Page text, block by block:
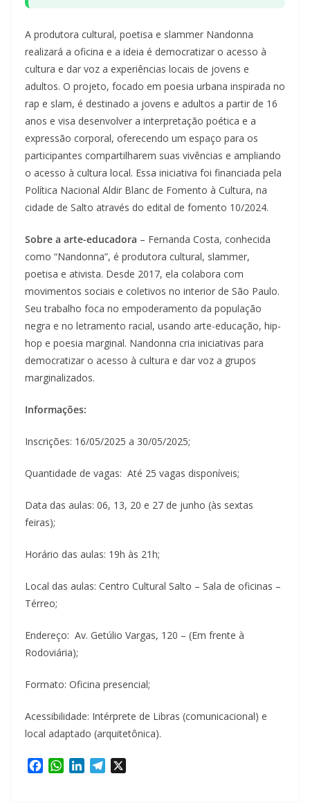
A produtora cultural, poetisa e slammer Nandonna
realizará a oficina e a ideia é democratizar o acesso à
cultura e dar voz a experiências locais de jovens e
adultos. O projeto, focado em poesia urbana inspirada no
rap e slam, é destinado a jovens e adultos a partir de 16
anos e visa desenvolver a interpretação poética e a
expressão corporal, oferecendo um espaço para os
participantes compartilharem suas vivências e ampliando
o acesso à cultura local. Essa iniciativa foi financiada pela
Política Nacional Aldir Blanc de Fomento à Cultura, na
cidade de Salto através do edital de fomento 10/2024.
Sobre a arte-educadora – Fernanda Costa, conhecida
como “Nandonna”, é produtora cultural, slammer,
poetisa e ativista. Desde 2017, ela colabora com
movimentos sociais e coletivos no interior de São Paulo.
Seu trabalho foca no empoderamento da população
negra e no letramento racial, usando arte-educação, hip-
hop e poesia marginal. Nandonna cria iniciativas para
democratizar o acesso à cultura e dar voz a grupos
marginalizados.
Informações:
Inscrições: 16/05/2025 a 30/05/2025;
Quantidade de vagas: Até 25 vagas disponíveis;
Data das aulas: 06, 13, 20 e 27 de junho (às sextas
feiras);
Horário das aulas: 19h às 21h;
Local das aulas: Centro Cultural Salto – Sala de oficinas –
Térreo;
Endereço: Av. Getúlio Vargas, 120 – (Em frente à
Rodoviária);
Formato: Oficina presencial;
Acessibilidade: Intérprete de Libras (comunicacional) e
local adaptado (arquitetônica).
W